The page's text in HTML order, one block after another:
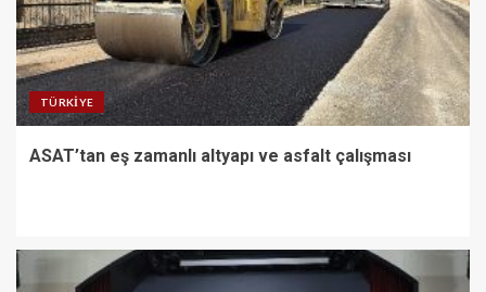
TÜRKIYE
ASAT’tan eş zamanlı altyapı ve asfalt çalışması